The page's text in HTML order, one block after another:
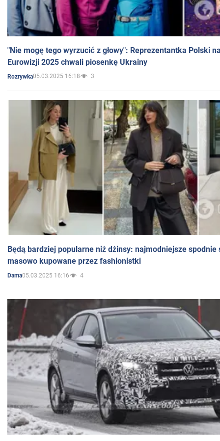
"Nie mogę tego wyrzucić z głowy": Reprezentantka Polski
Eurowizji 2025 chwali piosenkę Ukrainy
Rozrywka05.03.2025 16:18 3
Będą bardziej popularne niż dżinsy: najmodniejsze spodnie
masowo kupowane przez fashionistki
Dama05.03.2025 16:16 4